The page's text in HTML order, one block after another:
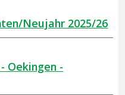
Neujahr 2025/26
Oekingen -